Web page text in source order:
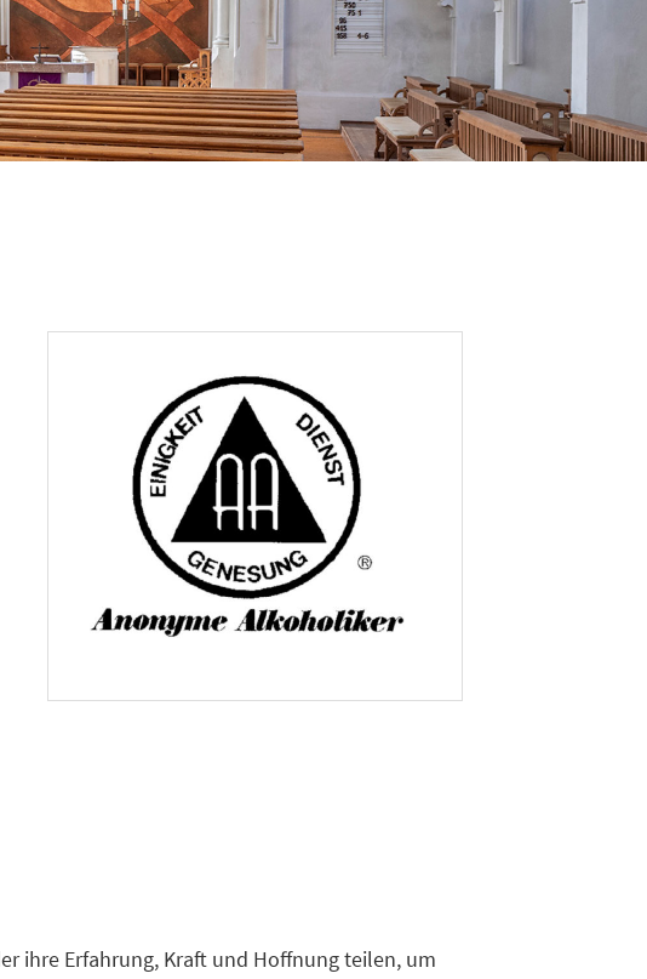
ihre Erfahrung, Kraft und Hoffnung teilen, um